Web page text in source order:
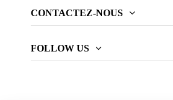
CONTACTEZ-NOUS
FOLLOW US